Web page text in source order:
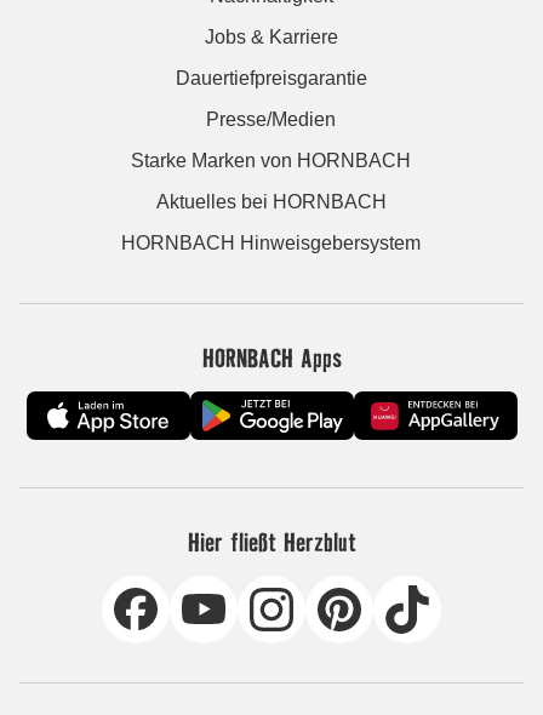
Jobs & Karriere
Dauertiefpreisgarantie
Presse/Medien
Starke Marken von HORNBACH
Aktuelles bei HORNBACH
HORNBACH Hinweisgebersystem
HORNBACH Apps
Hier fließt Herzblut